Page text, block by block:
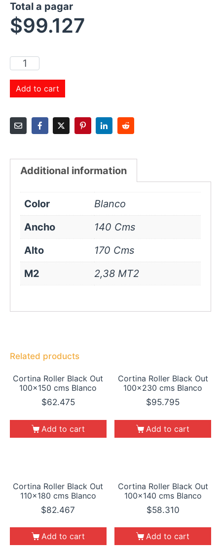
Total a pagar
$99.127
Add to cart
Additional information
Color
Blanco
Ancho
140 Cms
Alto
170 Cms
M2
2,38 MT2
Related products
Cortina Roller Black Out
100×150 cms Blanco
$62.475
Add to cart
Cortina Roller Black Out
100×230 cms Blanco
$95.795
Add to cart
Cortina Roller Black Out
110×180 cms Blanco
$82.467
Add to cart
Cortina Roller Black Out
100×140 cms Blanco
$58.310
Add to cart